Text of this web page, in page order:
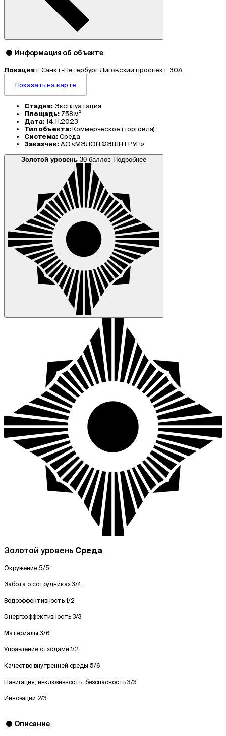
Информация об объекте
Локация г. Санкт-Петербург, Лиговский проспект, 30А
Показать на карте
Стадия: Эксплуатация
Площадь: 758 м²
Дата: 14.11.2023
Тип объекта:Коммерческое (торговля)
Система: Среда
Заказчик: АО «МЭЛОН ФЭШН ГРУП»
Золотой уровень 30 баллов Подробнее
Золотой уровень Среда
Окружение 5/5
Забота о сотрудниках3/4
Водоэффективность1/2
Энергоэффективность 3/3
Материалы 3/6
Управление отходами1/2
Качество внутренней среды 5/6
Навигация, инклюзивность, безопасность3/3
Инновации 2/3
Описание